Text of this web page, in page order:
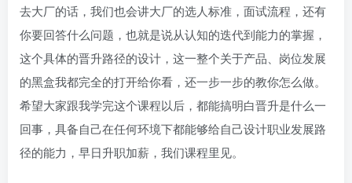
去大厂的话，我们也会讲大厂的选人标准，面试流程，还有
你要回答什么问题，也就是说从认知的迭代到能力的掌握，
这个具体的晋升路径的设计，这一整个关于产品、岗位发展
的黑盒我都完全的打开给你看，还一步一步的教你怎么做。
希望大家跟我学完这个课程以后，都能搞明白晋升是什么一
回事，具备自己在任何环境下都能够给自己设计职业发展路
径的能力，早日升职加薪，我们课程里见。